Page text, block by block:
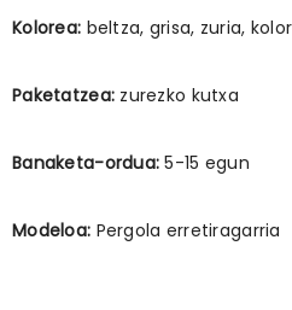
Kolorea: beltza, grisa, zuria,
Paketatzea: zurezko kutxa
Banaketa-ordua:5-15 egun
Modeloa: Pergola erretiragarria